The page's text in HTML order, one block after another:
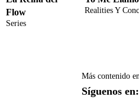
Flow
Series
Realities Y
Más contenido
Síguenos en: